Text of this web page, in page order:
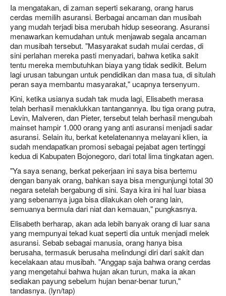
Ia mengatakan, di zaman seperti sekarang, orang harus
cerdas memilih asuransi. Berbagai ancaman dan musibah
yang mudah terjadi bisa merubah hidup seseorang. Asuransi
menawarkan kemudahan untuk menjawab segala ancaman
dan musibah tersebut. "Masyarakat sudah mulai cerdas, di
sini perlahan mereka pasti menyadari, bahwa ketika sakit
tentu mereka membutuhkan biaya yang tidak sedikit. Belum
lagi urusan tabungan untuk pendidikan dan masa tua, di situlah
peran saya membantu masyarakat," ucapnya tersenyum.
Kini, ketika usianya sudah tak muda lagi, Elisabeth merasa
telah berhasil menaklukkan tantangannya. Ibu tiga orang putra,
Levin, Malveren, dan Pieter, tersebut telah berhasil mengubah
mainset hampir 1.000 orang yang anti asuransi menjadi sadar
asuransi. Selain itu, berkat ketelatenannya melayani klien, ia
sudah mendapatkan promosi sebagai pejabat agen tertinggi
kedua di Kabupaten Bojonegoro, dari total lima tingkatan agen.
"Ya saya senang, berkat pekerjaan ini saya bisa bertemu
dengan banyak orang, bahkan saya bisa mengunjungi total 30
negara setelah bergabung di sini. Saya kira ini hal luar biasa
yang sebenarnya juga bisa dilakukan oleh orang lain,
semuanya bermula dari niat dan kemauan," pungkasnya.
Elisabeth berharap, akan ada lebih banyak orang di luar sana
yang mempunyai tekad kuat seperti dia untuk menjadi melek
asuransi. Sebab sebagai manusia, orang hanya bisa
berusaha, termasuk berusaha melindungi diri dari sakit dan
kecelakaan atau musibah. "Anggap saja bahwa orang cerdas
yang mengetahui bahwa hujan akan turun, maka ia akan
sediakan payung sebelum hujan benar-benar turun,"
tandasnya. (lyn/tap)